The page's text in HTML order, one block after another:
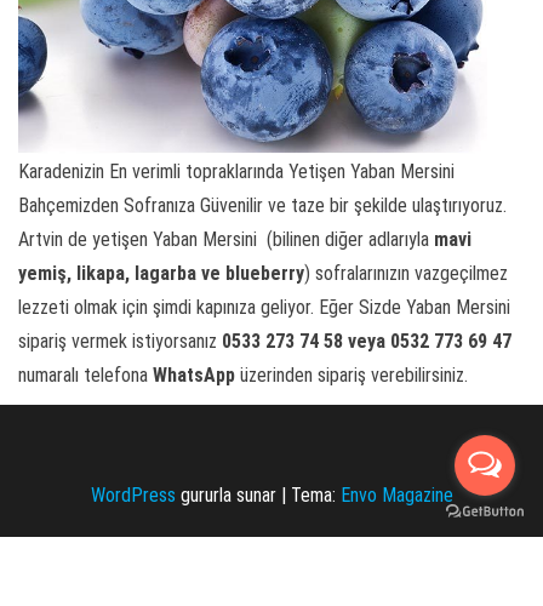
Karadenizin En verimli topraklarında Yetişen Yaban Mersini
Bahçemizden Sofranıza Güvenilir ve taze bir şekilde ulaştırıyoruz.
Artvin de yetişen Yaban Mersini (bilinen diğer adlarıyla mavi
yemiş, likapa, lagarba ve blueberry) sofralarınızın vazgeçilmez
lezzeti olmak için şimdi kapınıza geliyor. Eğer Sizde Yaban Mersini
sipariş vermek istiyorsanız 0533 273 74 58 veya 0532 773 69 47
numaralı telefona WhatsApp üzerinden sipariş verebilirsiniz.
WordPress gururla sunar | Tema: Envo Magazine